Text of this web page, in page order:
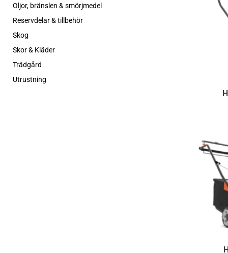
Oljor, bränslen & smörjmedel
Reservdelar & tillbehör
Skog
Skor & Kläder
Trädgård
Utrustning